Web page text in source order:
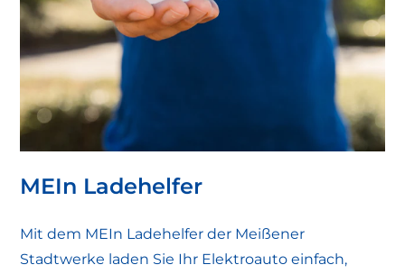
MEIn Ladehelfer
Mit dem MEIn Ladehelfer der Meißener
Stadtwerke laden Sie Ihr Elektroauto einfach,